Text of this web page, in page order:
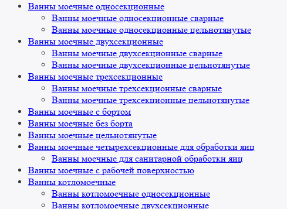
Ванны моечные односекционные
Ванны моечные односекционные сварные
Ванны моечные односекционные цельнотянутые
Ванны моечные двухсекционные
Ванны моечные двухсекционные сварные
Ванны моечные двухсекционные цельнотянутые
Ванны моечные трехсекционные
Ванны моечные трехсекционные сварные
Ванны моечные трехсекционные цельнотянутые
Ванны моечные с бортом
Ванны моечные без борта
Ванны моечные цельнотянутые
Ванны моечные четырехсекционные для обработки яиц
Ванны моечные для санитарной обработки яиц
Ванны моечные с рабочей поверхностью
Ванны котломоечные
Ванны котломоечные односекционные
Ванны котломоечные двухсекционные